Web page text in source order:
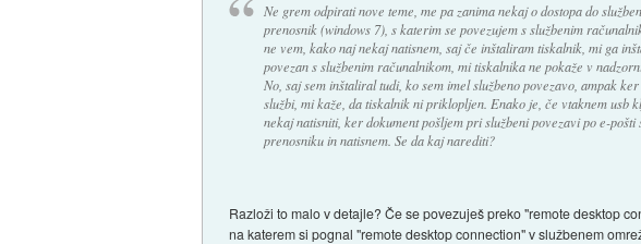
Ne grem odpirati nove teme, me pa zanima nekaj o dostopa do
prenosnik (windows 7), s katerim se povezujem s službenim
ne vem, kako naj nekaj natisnem, saj če inštaliram tiskalnik, mi ga
povezan s službenim računalnikom, mi tiskalnika ne pokaže v
No, saj sem inštaliral tudi, ko sem imel službeno povezavo, ampak
službi, mi kaže, da tiskalnik ni priklopljen. Enako je, če vtaknem usb
nekaj natisniti, ker dokument pošljem pri službeni povezavi po e-
prenosniku in natisnem. Se da kaj narediti?
Razloži to malo v detajle? Če se povezuješ preko "remote desktop
na katerem si pognal "remote desktop connection" v službenem